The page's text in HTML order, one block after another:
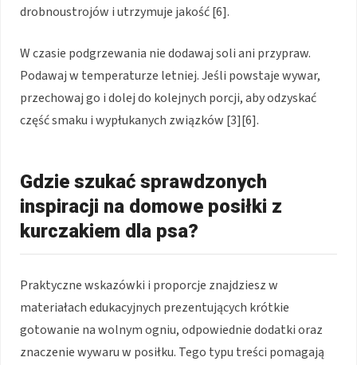
drobnoustrojów i utrzymuje jakość [6].
W czasie podgrzewania nie dodawaj soli ani przypraw.
Podawaj w temperaturze letniej. Jeśli powstaje wywar,
przechowaj go i dolej do kolejnych porcji, aby odzyskać
część smaku i wypłukanych związków [3][6].
Gdzie szukać sprawdzonych
inspiracji na domowe posiłki z
kurczakiem dla psa?
Praktyczne wskazówki i proporcje znajdziesz w
materiałach edukacyjnych prezentujących krótkie
gotowanie na wolnym ogniu, odpowiednie dodatki oraz
znaczenie wywaru w posiłku. Tego typu treści pomagają